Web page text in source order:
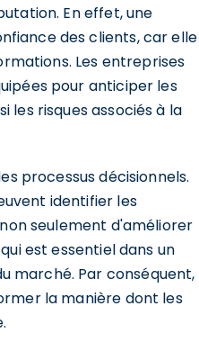
En effet, une
des clients, car elle
Les entreprises
pour anticiper les
risques associés à la
processus décisionnels.
identifier les
seulement d'améliorer
est essentiel dans un
marché. Par conséquent,
la manière dont les